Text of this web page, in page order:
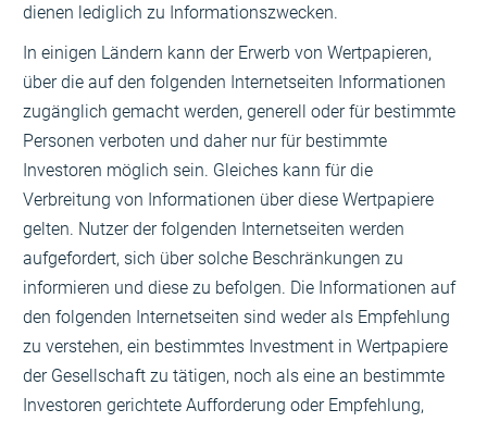
dienen lediglich zu Informationszwecken.
In einigen Ländern kann der Erwerb von Wertpapieren,
über die auf den folgenden Internetseiten Informationen
zugänglich gemacht werden, generell oder für bestimmte
Personen verboten und daher nur für bestimmte
Investoren möglich sein. Gleiches kann für die
Verbreitung von Informationen über diese Wertpapiere
gelten. Nutzer der folgenden Internetseiten werden
aufgefordert, sich über solche Beschränkungen zu
informieren und diese zu befolgen. Die Informationen auf
den folgenden Internetseiten sind weder als Empfehlung
zu verstehen, ein bestimmtes Investment in Wertpapiere
der Gesellschaft zu tätigen, noch als eine an bestimmte
Investoren gerichtete Aufforderung oder Empfehlung,